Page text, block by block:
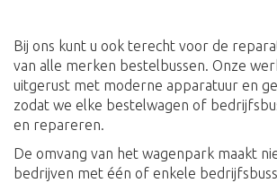
Bij ons kunt u ook terecht voor de
van alle merken bestelbussen. Onze
uitgerust met moderne apparatuur en
zodat we elke bestelwagen of
en repareren.
De omvang van het wagenpark maakt
bedrijven met één of enkele